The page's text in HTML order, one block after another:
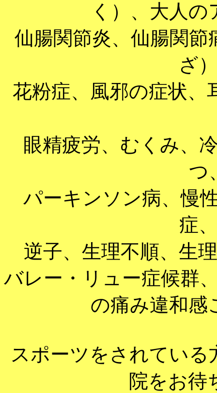
く）、大人
仙腸関節炎、仙腸関
ざ
花粉症、風邪の症状
眼精疲労、むくみ、
つ
パーキンソン病、慢
症
逆子、生理不順、生
バレー・リュー症候群
の痛み違和感
スポーツをされてい
院をお待